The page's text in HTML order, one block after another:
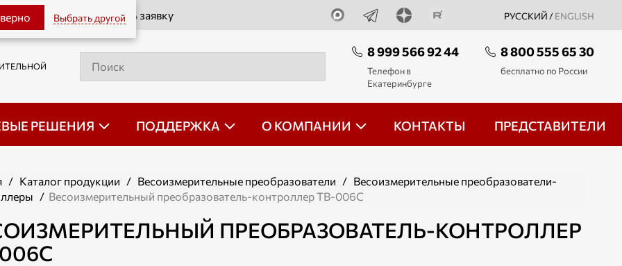
Выбрать другой РУССКИЙ / ENGLISH
Оставить заявку
8 999 566 92 44
Телефон в
Екатеринбурге
8 800 555 65 30
бесплатно по России
РЕШЕНИЯ ПОДДЕРЖКА О КОМПАНИИ КОНТАКТЫ ПРЕДСТАВИТЕЛИ
/ Каталог продукции / Весоизмерительные преобразователи / Весоизмерительные преобразователи-
/ Весоизмерительный преобразователь-контроллер ТВ-006С
ПРЕОБРАЗОВАТЕЛЬ-КОНТРОЛЛЕР